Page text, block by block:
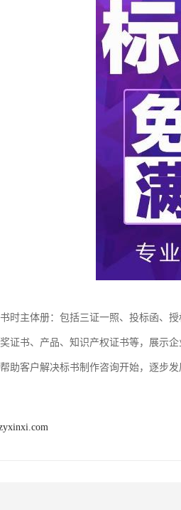
时主体册：包括三证一照、投标函、
证书、产品、知识产权证书等，展示企
助客户解决标书制作咨询开始，逐步